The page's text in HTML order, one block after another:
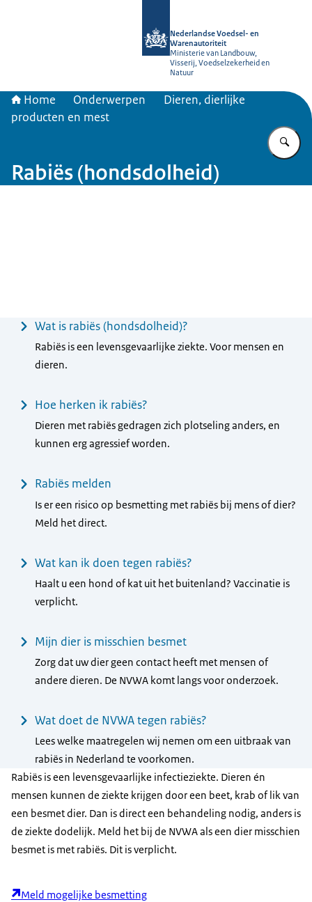
Nederlandse Voedsel- en
Warenautoriteit
Ministerie van Landbouw,
Visserij, Voedselzekerheid en
Natuur
Home Onderwerpen
Dieren, dierlijke
producten en mest
Rabiës (hondsdolheid)
MenuWat is rabiës (hondsdolheid)?
Rabiës is een levensgevaarlijke ziekte. Voor mensen en
dieren.
Hoe herken ik rabiës?
Dieren met rabiës gedragen zich plotseling anders, en
kunnen erg agressief worden.
Rabiës melden
Is er een risico op besmetting met rabiës bij mens of dier?
Meld het direct.
Wat kan ik doen tegen rabiës?
Haalt u een hond of kat uit het buitenland? Vaccinatie is
verplicht.
Mijn dier is misschien besmet
Zorg dat uw dier geen contact heeft met mensen of
andere dieren. De NVWA komt langs voor onderzoek.
Wat doet de NVWA tegen rabiës?
Lees welke maatregelen wij nemen om een uitbraak van
rabiës in Nederland te voorkomen.
Rabiës is een levensgevaarlijke infectieziekte. Dieren én
mensen kunnen de ziekte krijgen door een beet, krab of lik van
een besmet dier. Dan is direct een behandeling nodig, anders is
de ziekte dodelijk. Meld het bij de NVWA als een dier misschien
besmet is met rabiës. Dit is verplicht.
Meld mogelijke besmetting